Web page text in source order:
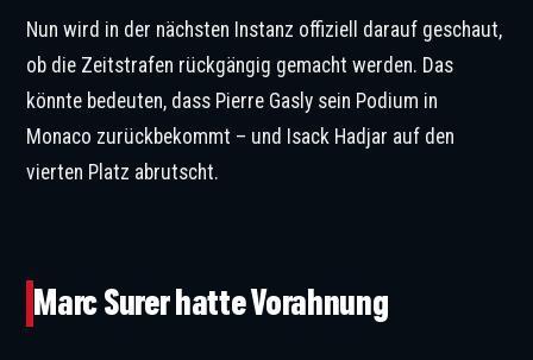
Nun wird in der nächsten Instanz offiziell darauf geschaut,
ob die Zeitstrafen rückgängig gemacht werden. Das
könnte bedeuten, dass Pierre Gasly sein Podium in
Monaco zurückbekommt – und Isack Hadjar auf den
vierten Platz abrutscht.
Marc Surer hatte Vorahnung